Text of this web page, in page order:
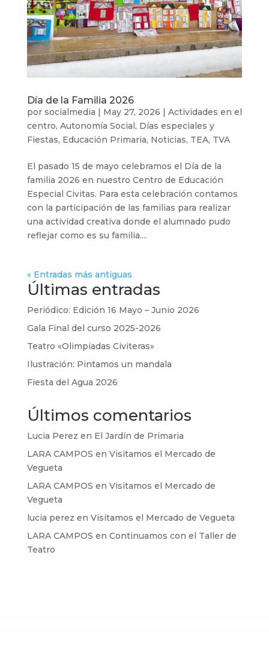
Día de la Familia 2026
por socialmedia | May 27, 2026 | Actividades en el
centro, Autonomía Social, Días especiales y
Fiestas, Educación Primaria, Noticias, TEA, TVA
El pasado 15 de mayo celebramos el Día de la
familia 2026 en nuestro Centro de Educación
Especial Civitas. Para esta celebración contamos
con la participación de las familias para realizar
una actividad creativa donde el alumnado pudo
reflejar como es su familia....
« Entradas más antiguas
Últimas entradas
Periódico: Edición 16 Mayo – Junio 2026
Gala Final del curso 2025-2026
Teatro «Olimpiadas Civiteras»
Ilustración: Pintamos un mandala
Fiesta del Agua 2026
Últimos comentarios
Lucia Perez en El Jardín de Primaria
LARA CAMPOS en Visitamos el Mercado de
Vegueta
LARA CAMPOS en Visitamos el Mercado de
Vegueta
lucia perez en Visitamos el Mercado de Vegueta
LARA CAMPOS en Continuamos con el Taller de
Teatro